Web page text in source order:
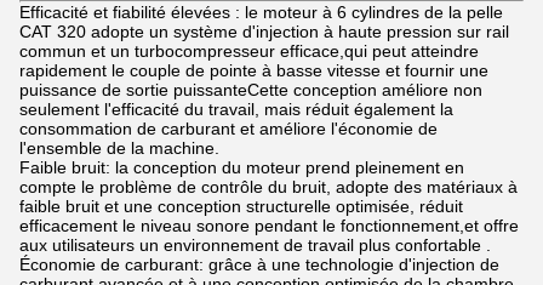
Efficacité et fiabilité élevées : le moteur à 6 cylindres de la pelle
CAT 320 adopte un système d'injection à haute pression sur rail
commun et un turbocompresseur efficace,qui peut atteindre
rapidement le couple de pointe à basse vitesse et fournir une
puissance de sortie puissanteCette conception améliore non
seulement l'efficacité du travail, mais réduit également la
consommation de carburant et améliore l'économie de
l'ensemble de la machine.
Faible bruit: la conception du moteur prend pleinement en
compte le problème de contrôle du bruit, adopte des matériaux à
faible bruit et une conception structurelle optimisée, réduit
efficacement le niveau sonore pendant le fonctionnement,et offre
aux utilisateurs un environnement de travail plus confortable .
Économie de carburant: grâce à une technologie d'injection de